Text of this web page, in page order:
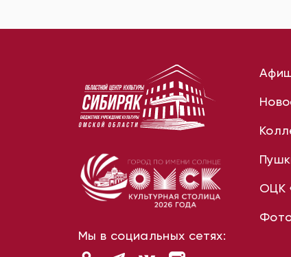
Мы в социальных сетях:
ОЦК